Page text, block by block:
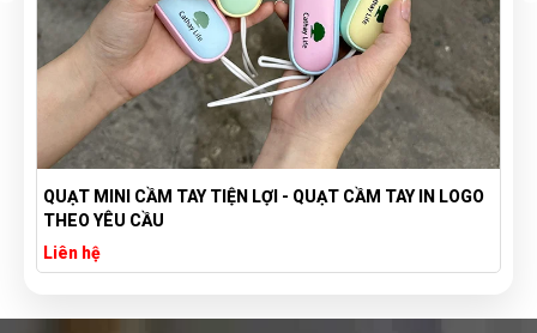
QUẠT MINI CẦM TAY TIỆN LỢI - QUẠT CẦM TAY IN LOGO
THEO YÊU CẦU
Liên hệ